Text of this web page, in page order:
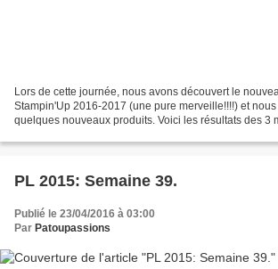
Lors de cette journée, nous avons découvert le
Stampin'Up 2016-2017 (une pure merveille!!!!) et
quelques nouveaux produits. Voici les résultats des 3
PL 2015: Semaine 39.
Publié le 23/04/2016 à 03:00
Par Patoupassions